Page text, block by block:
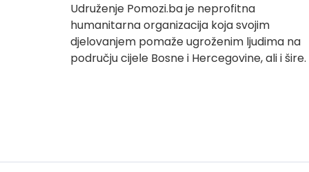
Udruženje Pomozi.ba je neprofitna
humanitarna organizacija koja svojim
djelovanjem pomaže ugroženim ljudima na
području cijele Bosne i Hercegovine, ali i šire.